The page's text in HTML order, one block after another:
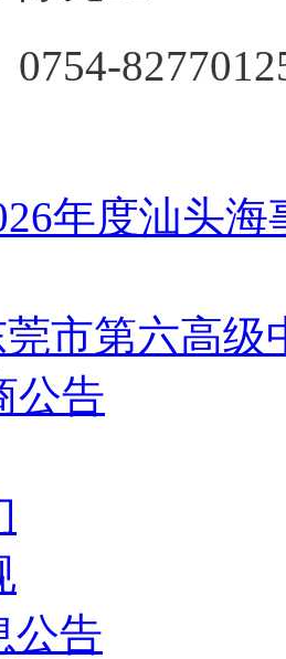
年度汕头
莞市第六高级
公告
公告